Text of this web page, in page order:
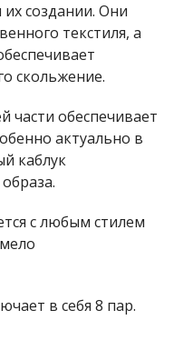
создании. Они
текстиля, а
скольжение.
части обеспечивает
актуально в
каблук
с любым стилем
в себя 8 пар.